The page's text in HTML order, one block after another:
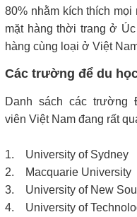
80% nhằm kích thích
mặt hàng thời trang ở
hàng cùng loại ở Việt
Các trường để du
Danh sách các
viên Việt Nam đang rất
1. University of Sydney
2. Macquarie University
3. University of New
4. University of